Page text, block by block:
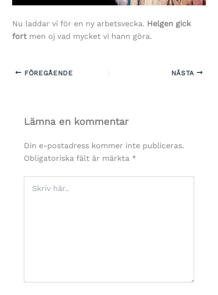
Nu laddar vi för en ny arbetsvecka. Helgen gick
fort men oj vad mycket vi hann göra.
FÖREGÅENDE NÄSTA
Lämna en kommentar
Din e-postadress kommer inte publiceras.
Obligatoriska fält är märkta *
här..